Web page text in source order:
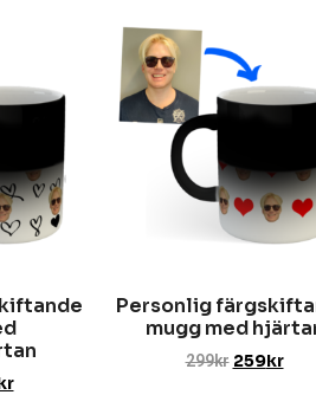
Personlig
mugg med
299kr 259kr